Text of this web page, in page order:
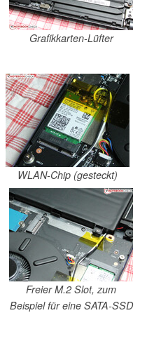
Grafikkarten-Lüfter
WLAN-Chip (gesteckt)
Freier M.2 Slot, zum
Beispiel für eine SATA-SSD